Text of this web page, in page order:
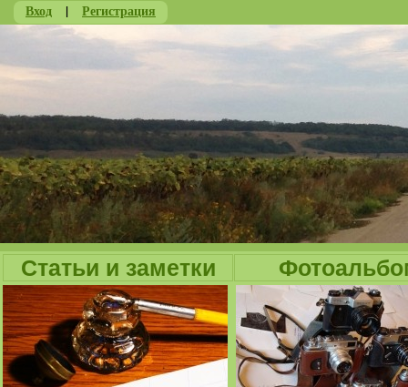
Вход | Регистрация
Статьи и заметки